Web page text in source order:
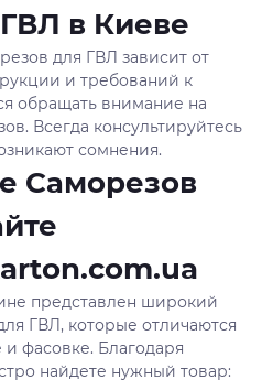
в Киеве
для ГВЛ зависит от
и требований к
обращать внимание на
Всегда консультируйтесь
сомнения.
Саморезов
представлен широкий
ГВЛ, которые отличаются
фасовке. Благодаря
найдете нужный товар: